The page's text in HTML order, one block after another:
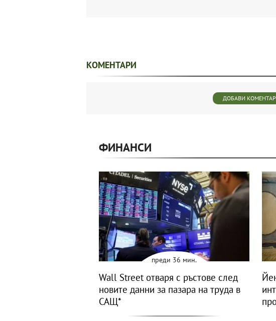
КОМЕНТАРИ
ДОБАВИ КОМЕНТАР
ФИНАНСИ
преди 36 мин.
Wall Street отваря с ръстове след
новите данни за пазара на труда в
САЩ*